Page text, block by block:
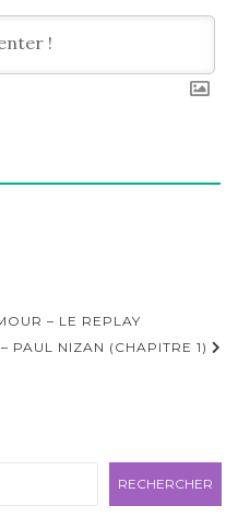
– LE REPLAY
PAUL NIZAN (CHAPITRE 1)
RECHERCHER